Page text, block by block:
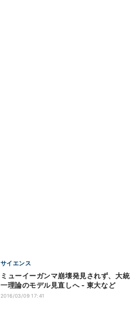
サイエンス
ミューイーガンマ崩壊発見されず、大統
一理論のモデル見直しへ - 東大など
2016/03/09 17:41